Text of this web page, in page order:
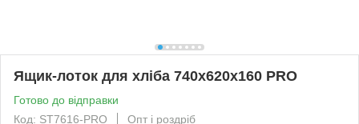
Ящик-лоток для хліба 740х620х160 PRO
Готово до відправки
Код: ST7616-PRO
Опт і роздріб